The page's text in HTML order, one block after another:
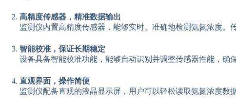
高精度传感器，精准数据输出
监测仪内置高精度传感器，能够实时、准确地检测氨氮浓度。
智能校准，保证长期稳定
设备具备智能校准功能，能够自动识别并调整传感器性能，确
直观界面，操作简便
监测仪配备直观的液晶显示屏，用户可以轻松读取氨氮浓度数